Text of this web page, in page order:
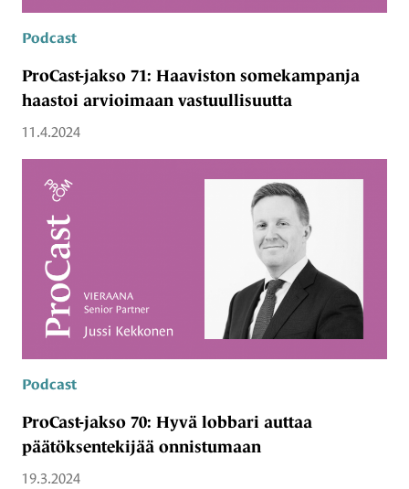
Podcast
ProCast-jakso 71: Haaviston somekampanja
haastoi arvioimaan vastuullisuutta
11.4.2024
Podcast
ProCast-jakso 70: Hyvä lobbari auttaa
päätöksentekijää onnistumaan
19.3.2024